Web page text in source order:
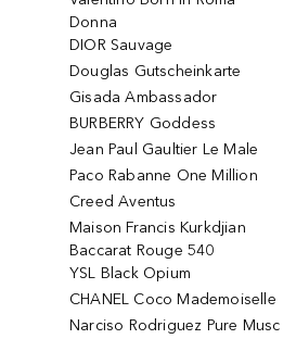
Donna
DIOR Sauvage
Douglas Gutscheinkarte
Gisada Ambassador
BURBERRY Goddess
Jean Paul Gaultier Le Male
Paco Rabanne One Million
Creed Aventus
Maison Francis Kurkdjian
Baccarat Rouge 540
YSL Black Opium
CHANEL Coco Mademoiselle
Narciso Rodriguez Pure Musc